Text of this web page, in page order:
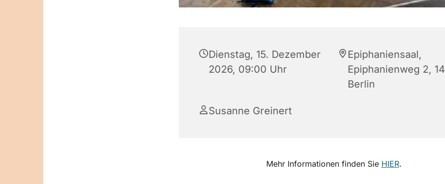
Dienstag, 15. Dezember
2026, 09:00 Uhr
Epiphaniensaal,
Epiphanienweg 2,
Berlin
Susanne Greinert
Mehr Informationen finden Sie HIER.